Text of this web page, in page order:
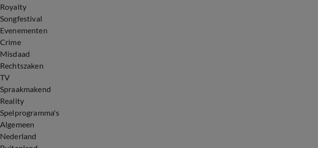
Royalty
Songfestival
Evenementen
Crime
Misdaad
Rechtszaken
TV
Spraakmakend
Reality
Spelprogramma's
Algemeen
Nederland